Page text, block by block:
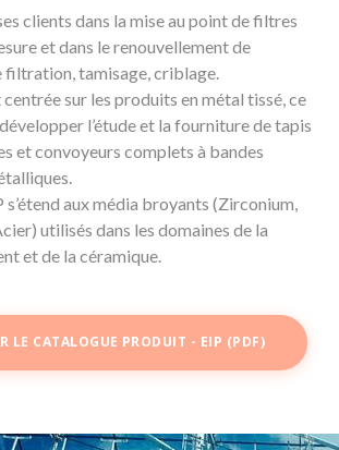
clients dans la mise au point de filtres
et dans le renouvellement de
filtration, tamisage, criblage.
centrée sur les produits en métal tissé, ce
développer l’étude et la fourniture de tapis
et convoyeurs complets à bandes
s’étend aux média broyants (Zirconium,
utilisés dans les domaines de la
et de la céramique.
LE CATALOGUE PRODUIT - EIP (PDF)